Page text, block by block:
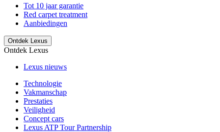
Tot 10 jaar garantie
Red carpet treatment
Aanbiedingen
Ontdek Lexus
Ontdek Lexus
Lexus nieuws
Technologie
Vakmanschap
Prestaties
Veiligheid
Concept cars
Lexus ATP Tour Partnership